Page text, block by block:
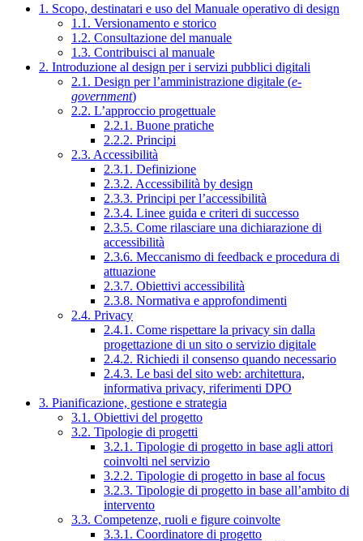
1. Scopo, destinatari e uso del Manuale operativo di design
1.1. Versionamento e storico
1.2. Consultazione del manuale
1.3. Contribuisci al manuale
2. Introduzione al design per i servizi pubblici digitali
2.1. Design per l’amministrazione digitale (e-
government)
2.2. L’approccio progettuale
2.2.1. Buone pratiche
2.2.2. Principi
2.3. Accessibilità
2.3.1. Definizione
2.3.2. Accessibilità by design
2.3.3. Principi per l’accessibilità
2.3.4. Linee guida e criteri di successo
2.3.5. Come rilasciare una dichiarazione di
accessibilità
2.3.6. Meccanismo di feedback e procedura di
attuazione
2.3.7. Obiettivi accessibilità
2.3.8. Normativa e approfondimenti
2.4. Privacy
2.4.1. Come rispettare la privacy sin dalla
progettazione di un sito o servizio digitale
2.4.2. Richiedi il consenso quando necessario
2.4.3. Le basi del sito web: architettura,
informativa privacy, riferimenti DPO
3. Pianificazione, gestione e strategia
3.1. Obiettivi del progetto
3.2. Tipologie di progetti
3.2.1. Tipologie di progetto in base agli attori
coinvolti nel servizio
3.2.2. Tipologie di progetto in base al focus
3.2.3. Tipologie di progetto in base all’ambito di
intervento
3.3. Competenze, ruoli e figure coinvolte
3.3.1. Coordinatore di progetto